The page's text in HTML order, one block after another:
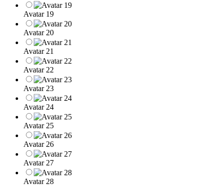
Avatar 19
Avatar 20
Avatar 21
Avatar 22
Avatar 23
Avatar 24
Avatar 25
Avatar 26
Avatar 27
Avatar 28